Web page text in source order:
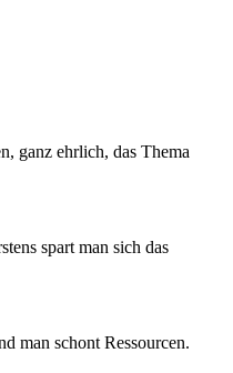
ganz ehrlich, das Thema
spart man sich das
man schont Ressourcen.